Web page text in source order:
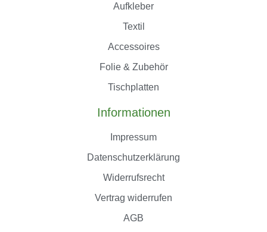
Aufkleber
Textil
Accessoires
Folie & Zubehör
Tischplatten
Informationen
Impressum
Datenschutzerklärung
Widerrufsrecht
Vertrag widerrufen
AGB